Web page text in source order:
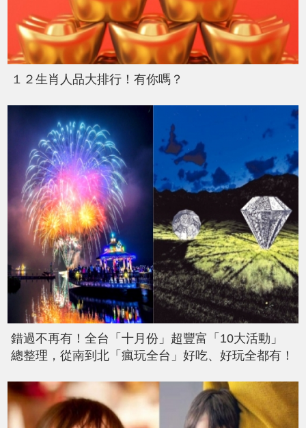
１２生肖人品大排行！有你嗎？
錯過不再有！全台「十月份」超豐富「10大活動」
總整理，從南到北「瘋玩全台」好吃、好玩全都有！